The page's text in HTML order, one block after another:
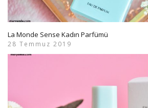
La Monde Sense Kadın Parfümü
28 Temmuz 2019